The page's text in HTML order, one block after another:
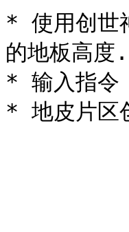
* 使用创世
的地板高度.
* 输入指